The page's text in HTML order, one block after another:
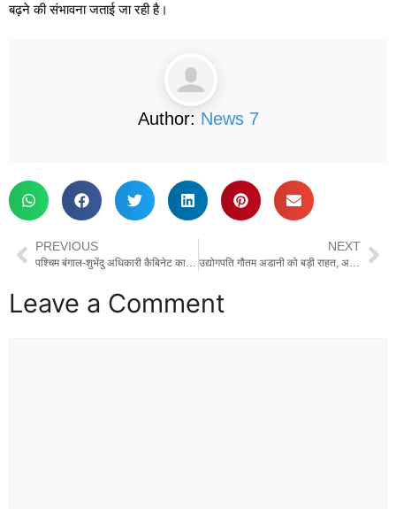
बढ़ने की संभावना जताई जा रही है।
Author: News 7
PREVIOUS
पश्चिम बंगाल-शुभेंदु अधिकारी कैबिनेट का फैसला, महिलाओं को मिलेंगे ₹3000 महीना, सरकारी बसों में मुफ्त यात्रा को मंजूरी
NEXT
उद्योगपति गौतम अडानी को बड़ी राहत, अमेरिकी न्याय विभाग ने हटाए सभी आपराधिक आरोप, कोर्ट ने खारिज किया केस
Leave a Comment